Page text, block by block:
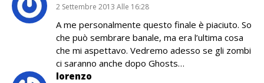
2 Settembre 2013 Alle 16:28
A me personalmente questo finale è piaciuto. So
che può sembrare banale, ma era l’ultima cosa
che mi aspettavo. Vedremo adesso se gli zombi
ci saranno anche dopo Ghosts…
lorenzo